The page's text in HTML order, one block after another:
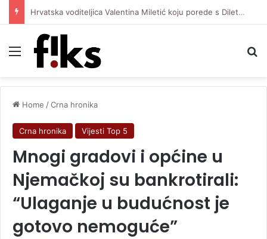
Hrvatska voditeljica Valentina Miletić koju porede s Dilettom Leotom oduševila pozirajući u bikiniju
Menu
Home /Crna hronika
Crna hronika Vijesti Top 5
Mnogi gradovi i općine u
Njemačkoj su bankrotirali:
“Ulaganje u budućnost je
gotovo nemoguće”